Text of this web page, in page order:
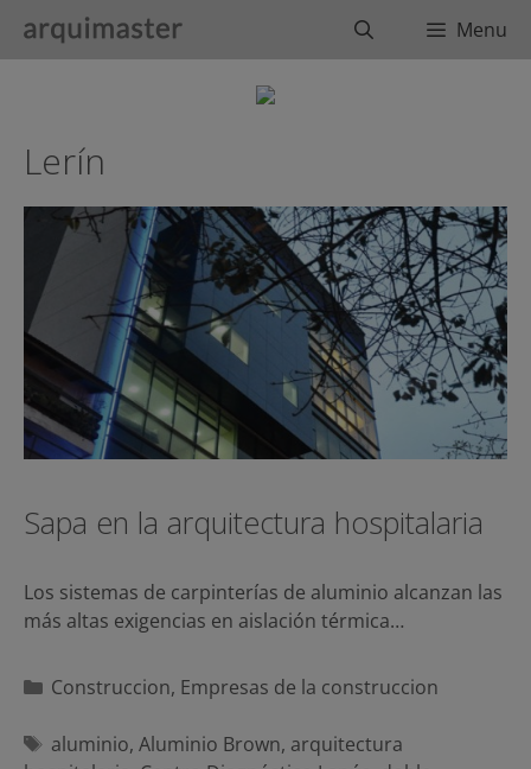
BuscarMenu
Lerín
Sapa en la arquitectura hospitalaria
Los sistemas de carpinterías de aluminio alcanzan las
más altas exigencias en aislación térmica…
Categorías
Construccion, Empresas de la construccion
Etiquetas
aluminio, Aluminio Brown, arquitectura